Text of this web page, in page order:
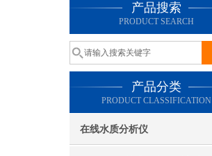
产品搜索
PRODUCT SEARCH
产品分类
PRODUCT CLASSIFICATION
在线水质分析仪